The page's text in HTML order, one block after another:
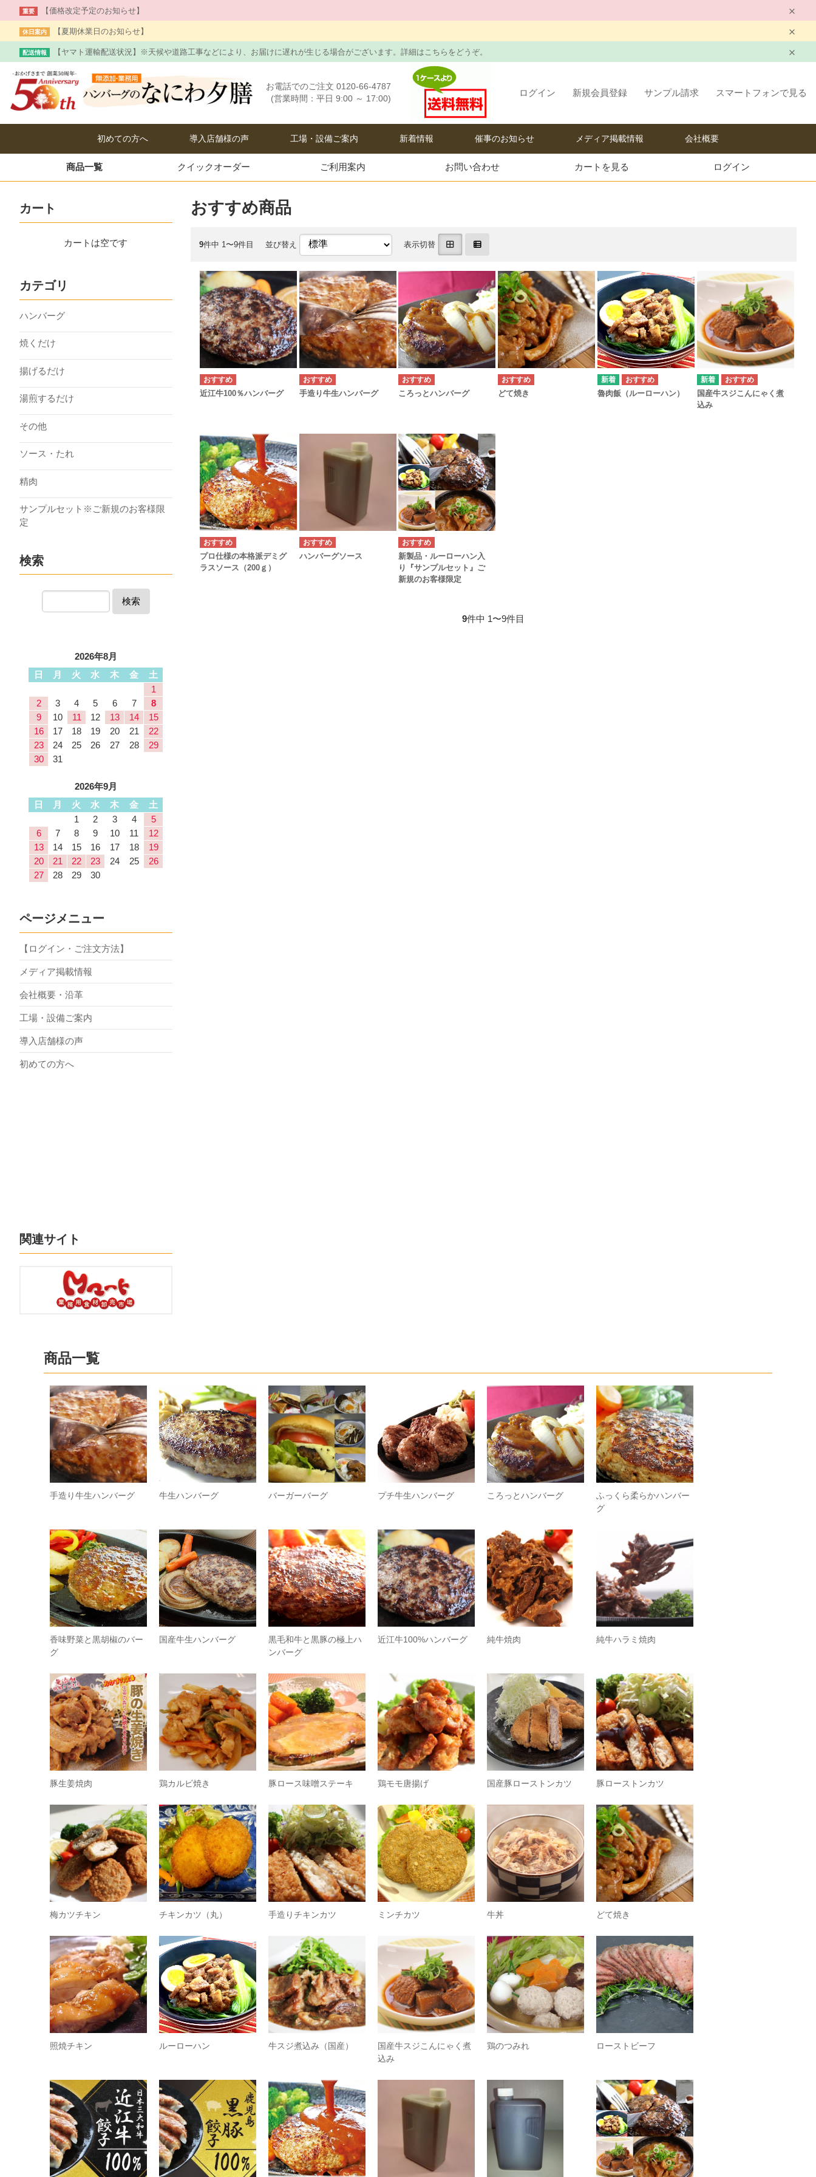
重要 【価格改定予定のお知らせ】
休日案内 【夏期休業日のお知らせ】
配送情報 【ヤマト運輸配送状況】※天候や道路工事などにより、お届けに遅れが生じる場合がございます。詳細はこちらをどうぞ。
お電話でのご注文 0120-66-4787
(営業時間：平日 9:00 ～ 17:00)
ログイン 新規会員登録 サンプル請求 スマートフォンで見る
初めての方へ 導入店舗様の声 工場・設備ご案内 新着情報 催事のお知らせ メディア掲載情報 会社概要
商品一覧 クイックオーダー ご利用案内 お問い合わせ カートを見る ログイン
おすすめ商品
9件中 1〜9件目 並び替え 表示切替
近江牛100％ハンバーグ 手造り牛生ハンバーグ ころっとハンバーグ どて焼き 魯肉飯（ルーローハン）
国産牛スジこんにゃく煮
込み
プロ仕様の本格派デミグ
ラスソース（200ｇ）
ハンバーグソース
新製品・ルーローハン入
り『サンプルセット』ご
新規のお客様限定
9件中 1〜9件目
カート
カートは空です
カテゴリ
ハンバーグ
焼くだけ
揚げるだけ
湯煎するだけ
その他
ソース・たれ
精肉
サンプルセット※ご新規のお客様限
定
検索
検索
2026年8月
日
月 火 水 木 金
土
1
2
3 4 5 6 7
8
9
10 11 12 13 14
15
16
17 18 19 20 21
22
23
24 25 26 27 28
29
30
31
2026年9月
日
月 火 水 木 金
土
1
2 3 4
5
6
7 8 9 10 11
12
13
14 15 16 17 18
19
20
21 22 23 24 25
26
27
28 29 30
ページメニュー
【ログイン・ご注文方法】
メディア掲載情報
会社概要・沿革
工場・設備ご案内
導入店舗様の声
初めての方へ
関連サイト
商品一覧
手造り牛生ハンバーグ 牛生ハンバーグ バーガーバーグ プチ牛生ハンバーグ ころっとハンバーグ
ふっくら柔らかハンバー
グ
香味野菜と黒胡椒のバー
グ
国産牛生ハンバーグ
黒毛和牛と黒豚の極上ハ
ンバーグ
近江牛100%ハンバーグ 純牛焼肉 純牛ハラミ焼肉
豚生姜焼肉 鶏カルビ焼き 豚ロース味噌ステーキ 鶏モモ唐揚げ 国産豚ローストンカツ 豚ローストンカツ
梅カツチキン チキンカツ（丸） 手造りチキンカツ ミンチカツ 牛丼 どて焼き
照焼チキン ルーローハン 牛スジ煮込み（国産）
国産牛スジこんにゃく煮
込み
鶏のつみれ ローストビーフ